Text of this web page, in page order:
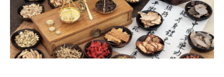
a
j
í
t